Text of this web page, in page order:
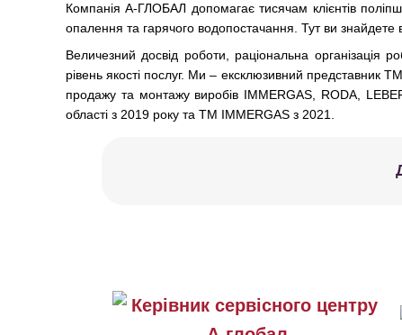
Компанія А-ГЛОБАЛ допомагає тисячам клієнтів
опалення та гарячого водопостачання. Тут ви
Величезний досвід роботи, раціональна організація
рівень якості послуг. Ми – ексклюзивний представник
продажу та монтажу виробів IMMERGAS, RODA,
області з 2019 року та TM IMMERGAS з 2021.